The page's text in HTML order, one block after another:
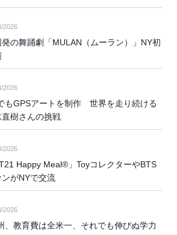
2026
の舞踊劇「MULAN（ムーラン）」NY初
2026
もGPSアートを制作 世界を走り続ける
直樹さんの挑戦
2026
Happy Meal®」ToyコレクターやBTS
ンがNYで交流
2026
、教育費は全米一、それでも伸びぬ学力